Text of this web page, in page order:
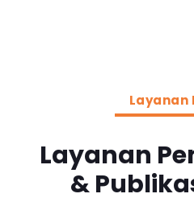
Layanan
Layanan
&